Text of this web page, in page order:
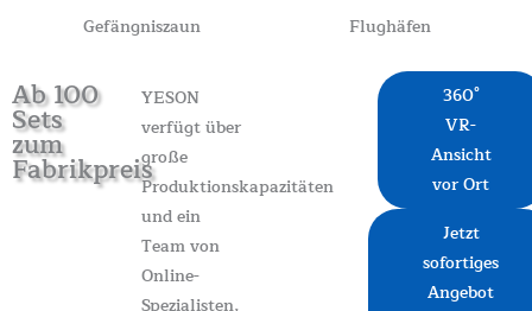
Gefängniszaun Flughäfen
Ab 100
Sets
zum
Fabrikpreis
YESON
verfügt über
große
Produktionskapazitäten
und ein
Team von
Online-
360°
VR-
Ansicht
vor Ort
Jetzt
sofortiges
Angebot